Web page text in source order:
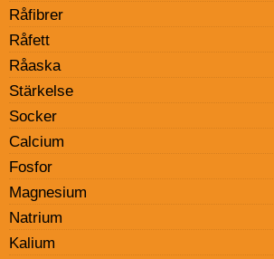
Råfibrer
Råfett
Råaska
Stärkelse
Socker
Calcium
Fosfor
Magnesium
Natrium
Kalium